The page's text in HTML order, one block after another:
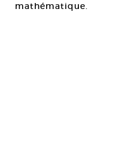
mathématique.